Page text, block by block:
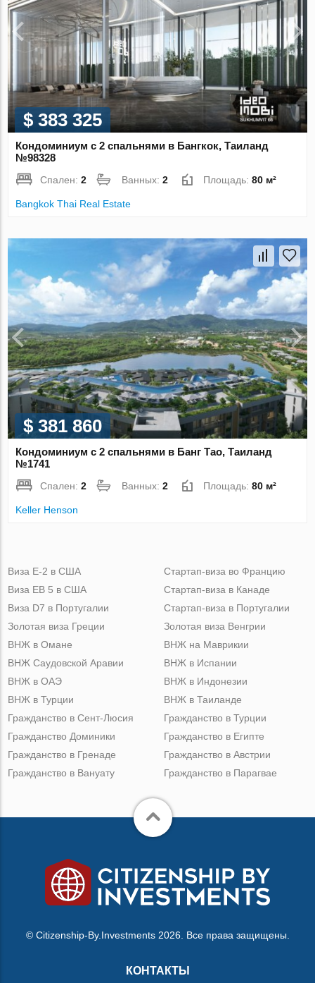
$ 383 325
Кондоминиум с 2 спальнями в Бангкок, Таиланд
№98328
Спален:2 Ванных:2 Площадь:80 м²
Bangkok Thai Real Estate
$ 381 860
Кондоминиум с 2 спальнями в Банг Тао, Таиланд
№1741
Спален:2 Ванных:2 Площадь:80 м²
Keller Henson
Виза Е-2 в США
Виза ЕВ 5 в США
Виза D7 в Португалии
Золотая виза Греции
Стартап-виза во Францию
Стартап-виза в Канаде
Стартап-виза в Португалии
Золотая виза Венгрии
ВНЖ в Омане
ВНЖ Саудовской Аравии
ВНЖ в ОАЭ
ВНЖ в Турции
ВНЖ на Маврикии
ВНЖ в Испании
ВНЖ в Индонезии
ВНЖ в Таиланде
Гражданство в Сент-Люсия
Гражданство Доминики
Гражданство в Гренаде
Гражданство в Вануату
Гражданство в Турции
Гражданство в Египте
Гражданство в Австрии
Гражданство в Парагвае
© Citizenship-By.Investments 2026. Все права защищены.
КОНТАКТЫ